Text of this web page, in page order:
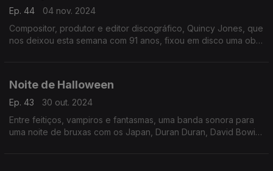
Ep. 44
04 nov. 2024
Compositor, produtor e editor discográfico, Quincy Jones, que
nos deixou esta semana com 91 anos, fixou em disco uma obra
Noite de Halloween
Ep. 43
30 out. 2024
Entre feitiços, vampiros e fantasmas, uma banda sonora para
uma noite de bruxas com os Japan, Duran Duran, David Bowie,